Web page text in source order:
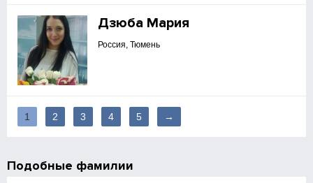
Дзюба Мария
Россия, Тюмень
1 2 3 4 5 →
Подобные фамилии